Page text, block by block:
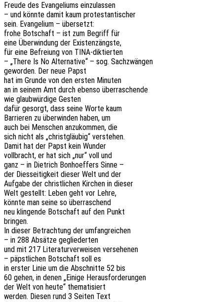
Freude des Evan­ge­li­ums einzulassen
– und könnte damit kaum protestantischer
sein. Evan­ge­li­um – übersetzt:
frohe Botschaft – ist zum Begriff für
eine Über­win­dung der Existenzängste,
für eine Befrei­ung von TINA-diktierten
– „There Is No Alter­na­ti­ve“ – sog. Sachzwängen
gewor­den. Der neue Papst
hat im Grunde von den ersten Minuten
an in seinem Amt durch ebenso überraschende
wie glaub­wür­di­ge Gesten
dafür gesorgt, dass seine Worte kaum
Barrie­ren zu über­win­den haben, um
auch bei Menschen anzu­kom­men, die
sich nicht als „christ­gläu­big“ verstehen.
Damit hat der Papst kein Wunder
voll­bracht, er hat sich „nur“ voll und
ganz – in Diet­rich Bonhoef­fers Sinne –
der Dies­sei­tig­keit dieser Welt und der
Aufga­be der christ­li­chen Kirchen in dieser
Welt gestellt: Leben geht vor Lehre,
könnte man seine so überraschend
neu klin­gen­de Botschaft auf den Punkt
bringen.
In dieser Betrach­tung der umfangreichen
– in 288 Absät­ze gegliederten
und mit 217 Lite­ra­tur­ver­wei­sen versehenen
– päpst­li­chen Botschaft soll es
in erster Linie um die Abschnit­te 52 bis
60 gehen, in denen „Einige Herausforderungen
der Welt von heute“ thematisiert
werden. Diesen rund 3 Seiten Text